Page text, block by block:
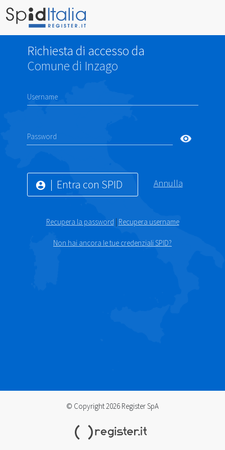
Richiesta di accesso da
Comune di Inzago
Username
Password visibility
account_circle Entra con SPID Annulla
Recupera la password | Recupera username
Non hai ancora le tue credenziali SPID?
© Copyright 2026 Register SpA